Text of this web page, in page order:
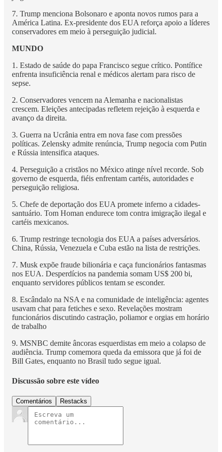
7. Trump menciona Bolsonaro e aponta novos rumos para a
América Latina. Ex-presidente dos EUA reforça apoio a líderes
conservadores em meio à perseguição judicial.
MUNDO
1. Estado de saúde do papa Francisco segue crítico. Pontífice
enfrenta insuficiência renal e médicos alertam para risco de
sepse.
2. Conservadores vencem na Alemanha e nacionalistas
crescem. Eleições antecipadas refletem rejeição à esquerda e
avanço da direita.
3. Guerra na Ucrânia entra em nova fase com pressões
políticas. Zelensky admite renúncia, Trump negocia com Putin
e Rússia intensifica ataques.
4. Perseguição a cristãos no México atinge nível recorde. Sob
governo de esquerda, fiéis enfrentam cartéis, autoridades e
perseguição religiosa.
5. Chefe de deportação dos EUA promete inferno a cidades-
santuário. Tom Homan endurece tom contra imigração ilegal e
cartéis mexicanos.
6. Trump restringe tecnologia dos EUA a países adversários.
China, Rússia, Venezuela e Cuba estão na lista de restrições.
7. Musk expõe fraude bilionária e caça funcionários fantasmas
nos EUA. Desperdícios na pandemia somam US$ 200 bi,
enquanto servidores públicos tentam se esconder.
8. Escândalo na NSA e na comunidade de inteligência: agentes
usavam chat para fetiches e sexo. Revelações mostram
funcionários discutindo castração, poliamor e orgias em horário
de trabalho
9. MSNBC demite âncoras esquerdistas em meio a colapso de
audiência. Trump comemora queda da emissora que já foi de
Bill Gates, enquanto no Brasil tudo segue igual.
Discussão sobre este vídeo
Comentários Restacks